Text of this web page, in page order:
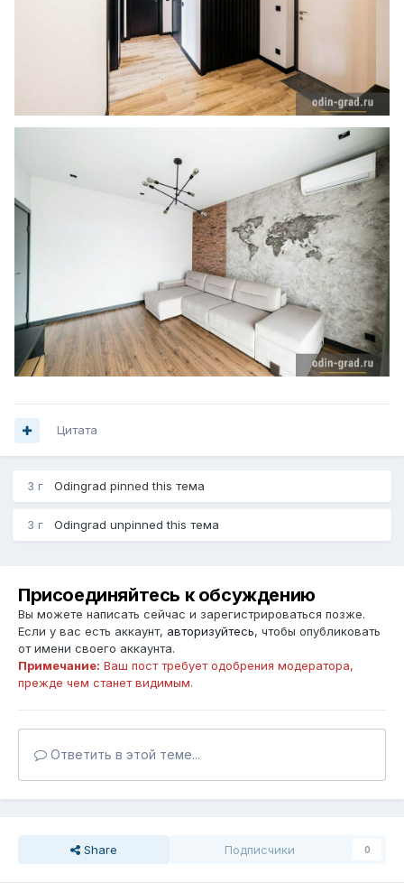
Цитата
3 г Odingrad pinned this тема
3 г Odingrad unpinned this тема
Присоединяйтесь к обсуждению
Вы можете написать сейчас и зарегистрироваться позже.
Если у вас есть аккаунт, авторизуйтесь, чтобы опубликовать
от имени своего аккаунта.
Примечание: Ваш пост требует одобрения модератора,
прежде чем станет видимым.
Ответить в этой теме...
Share Подписчики 0